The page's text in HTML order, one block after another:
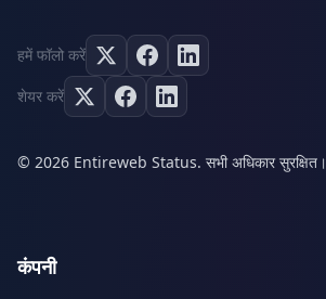
हमें फॉलो करें
शेयर करें
© 2026 Entireweb Status. सभी अधिकार सुरक्षित।
कंपनी